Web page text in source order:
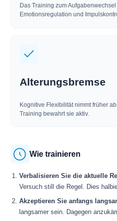
Das Training zum
Emotionsregulation und
Alterungsbremse
Kognitive Flexibilität nimmt früher
Training bewahrt sie aktiv.
Wie trainieren
Verbalisieren Sie die aktuelle
Versuch still die Regel. Dies
Akzeptieren Sie anfangs
langsamer sein. Dagegen